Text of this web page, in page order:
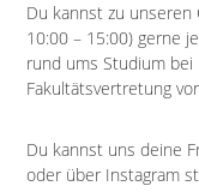
Du kannst zu unseren
10:00 – 15:00) gerne
rund ums Studium
Fakultätsvertretung
Du kannst uns deine
oder über Instagram